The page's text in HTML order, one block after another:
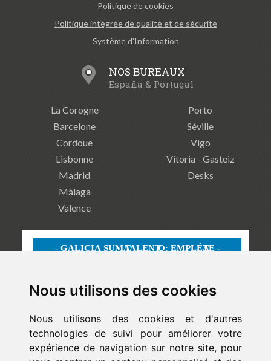
Nous utilisons des cookies
Nous utilisons des cookies et d'autres
technologies de suivi pour améliorer votre
expérience de navigation sur notre site, pour
Politique de cookies
Politique intégrée de qualité et de sécurité
Système d'Information
NOS BUREAUX
España & Portugal
La Corogne
Barcelone
Cordoue
Lisbonne
Madrid
Málaga
Valence
Porto
Séville
Vigo
Vitoria - Gasteiz
Desks